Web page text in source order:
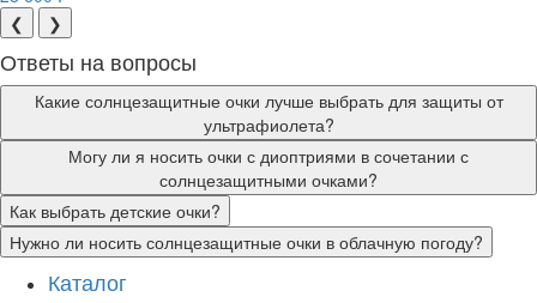
❮
❯
Ответы на вопросы
Какие солнцезащитные очки лучше выбрать для защиты от
ультрафиолета?
Могу ли я носить очки с диоптриями в сочетании с
солнцезащитными очками?
Как выбрать детские очки?
Нужно ли носить солнцезащитные очки в облачную погоду?
Каталог